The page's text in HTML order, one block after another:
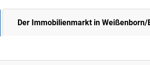
Der Immobilienmarkt in Weißenborn/